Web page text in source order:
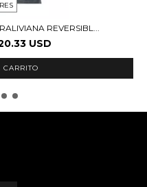
REVERSIBL...
USD